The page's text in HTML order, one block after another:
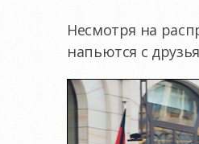
Несмотря на
напьются с